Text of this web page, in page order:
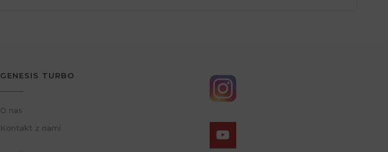
GENESIS TURBO
O nas
Kontakt z nami